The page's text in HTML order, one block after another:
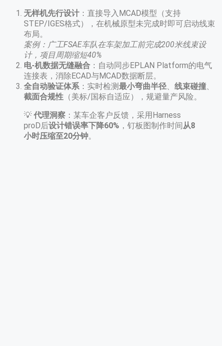
无样机先行设计 ​：直接导入MCAD模型（支持
STEP/IGES格式），在机械原型未完成时即可启动线束
布局。
案例：广工FSAE车队在车架加工前完成200米线束设
计，项目周期缩短40%
电-机数据无缝融合 ​：自动同步EPLAN Platform的电气
连接表，消除ECAD与MCAD数据断层。
全自动验证体系 ​：实时检测最小弯曲半径 线束碰撞
截面合规性 ​（美标/国标自适应），规避量产风险。
💡 ​ 代理洞察 ​：某车企客户反馈，采用Harness
proD后设计错误率下降60%​ ，钉板图制作时间从8
小时压缩至20分钟。